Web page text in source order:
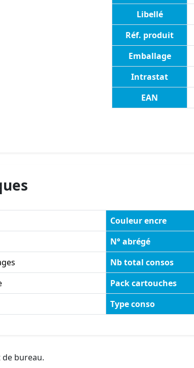
Libellé
Réf. produit
Emballage
Intrastat
EAN
Couleur encre
N° abrégé
Nb total consos
Pack cartouches
Type conso
bureau.